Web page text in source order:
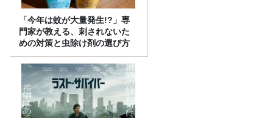
「今年は蚊が大量発生!?」専
門家が教える、刺されないた
めの対策と虫除け剤の選び方